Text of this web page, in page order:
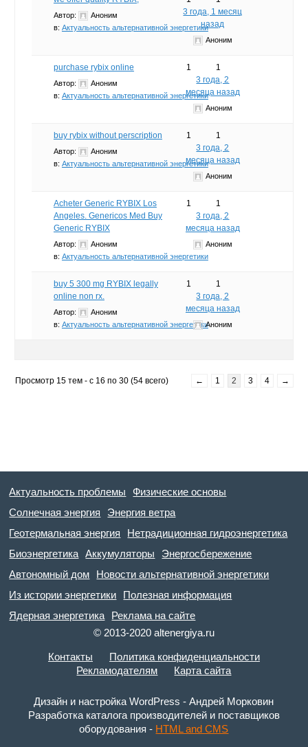
Автор:
Аноним
в: Актуальность альтернативной энергетики
3 года, 1 месяц
назад
Аноним
purchase rybix online
Автор:
Аноним
в: Актуальность альтернативной энергетики
1
1
3 года, 2
месяца назад
Аноним
buy rybix without perscription
Автор:
Аноним
в: Актуальность альтернативной энергетики
1
1
3 года, 2
месяца назад
Аноним
Acheter Generic RYBIX Los
Angeles. Genericos Med Buy
Generic RYBIX
Автор:
Аноним
в: Актуальность альтернативной энергетики
1
1
3 года, 2
месяца назад
Аноним
buy 5 300 mg RYBIX legally
online non rx.
Автор:
Аноним
в: Актуальность альтернативной энергетики
1
1
3 года, 2
месяца назад
Аноним
Просмотр 15 тем - с 16 по 30 (54 всего) ← 1 2 3 4 →
Актуальность проблемы
Физические основы
Солнечная энергия
Энергия ветра
Геотермальная энергия
Нетрадиционная гидроэнергетика
Биоэнергетика
Аккумуляторы
Энергосбережение
Автономный дом
Новости альтернативной энергетики
Из истории энергетики
Полезная информация
Ядерная энергетика
Реклама на сайте
© 2013-2020 altenergiya.ru
Контакты
Политика конфиденциальности
Рекламодателям
Карта сайта
Дизайн и настройка WordPress - Андрей Морковин
Разработка каталога производителей и поставщиков
оборудования - HTML and CMS